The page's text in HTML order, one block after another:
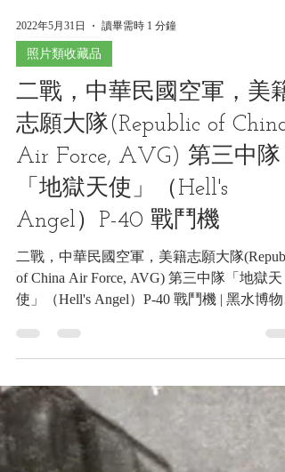
2022年5月31日 讀畢需時 1 分鐘
照片類收藏品
二戰，中華民國空軍，美籍
志願大隊(Republic of China
Air Force, AVG) 第三中隊
「地獄天使」（Hell's
Angel）P-40 戰鬥機
二戰，中華民國空軍，美籍志願大隊
使」（Hell's Angel）P-40 戰鬥機 | 黑水博物
館藏